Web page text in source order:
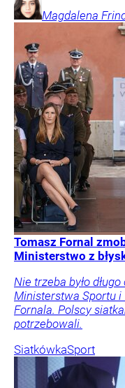
Magdalena
Tomasz Fornal
Ministerstwo z
Nie trzeba było
Ministerstwa Sportu i
Fornala. Polscy
potrzebowali.
SiatkówkaSport